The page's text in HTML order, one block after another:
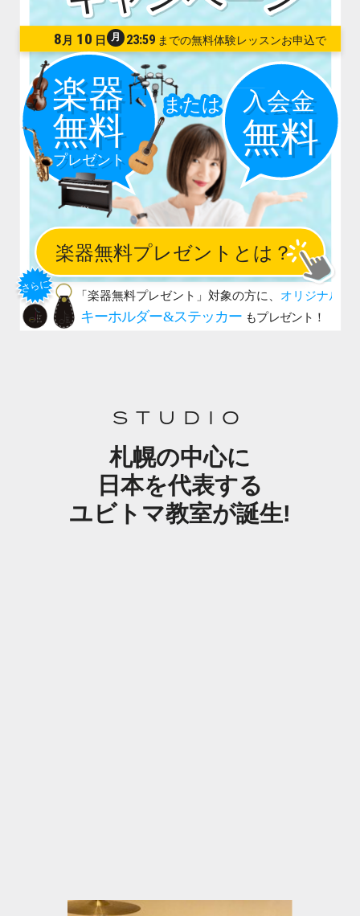
8 月 10 日 月 23:59
STUDIO
札幌の中心に
日本を代表する
ユビトマ教室が誕生!